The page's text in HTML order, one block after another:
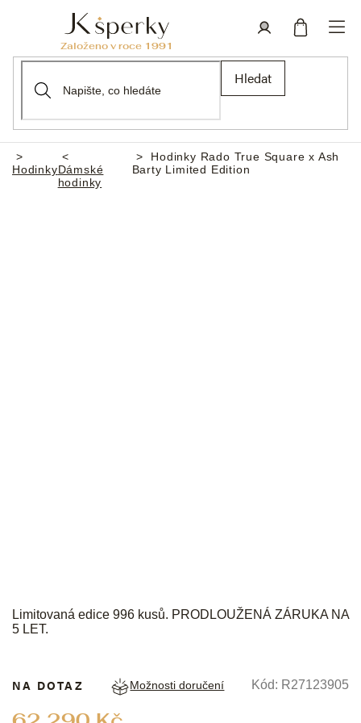
Hledat
Domů
HodinkyDámské
hodinky
Hodinky Rado True Square x Ash
Barty Limited Edition
Limitovaná edice 996 kusů. PRODLOUŽENÁ ZÁRUKA NA
5 LET.
NA DOTAZ Možnosti doručení Kód: R27123905